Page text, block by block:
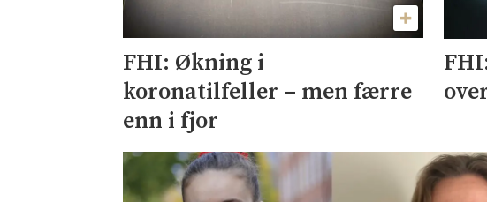
FHI: Økning i
koronatilfeller – men færre
enn i fjor